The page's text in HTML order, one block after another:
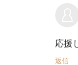
応援
返信